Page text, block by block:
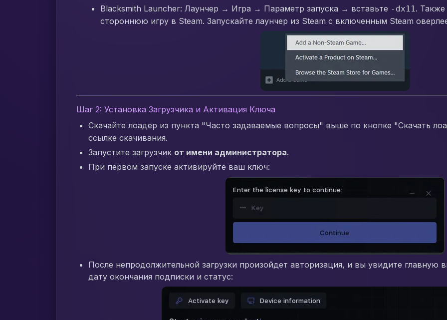
Blacksmith Launcher: Лаунчер → Игра → Параметр запуска → вставьте -dx11. Также
стороннюю игру в Steam. Запускайте лаунчер из Steam с включенным Steam
Шаг 2: Установка Загрузчика и Активация Ключа
Скачайте лоадер из пункта "Часто задаваемые вопросы" выше по кнопке "Скачать
ссылке скачивания.
Запустите загрузчик от имени администратора.
При первом запуске активируйте ваш ключ:
После непродолжительной загрузки произойдет авторизация, и вы увидите главную
дату окончания подписки и статус: